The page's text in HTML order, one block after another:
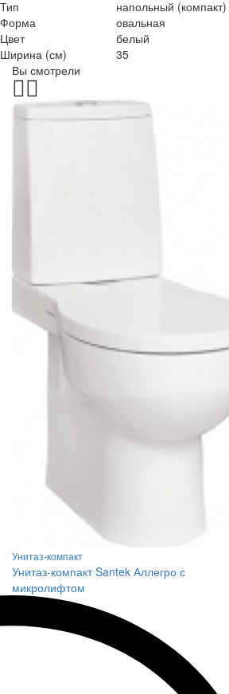
Тип
напольный (компакт)
Форма
овальная
Цвет
белый
Ширина (см)
35
Вы смотрели
Унитаз-компакт
Унитаз-компакт Santek Аллегро с
микролифтом